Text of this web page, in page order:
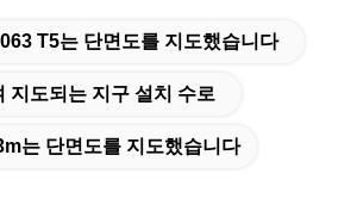
T5는 단면도를 지도했습니다
지도되는 지구 설치 수로
는 단면도를 지도했습니다